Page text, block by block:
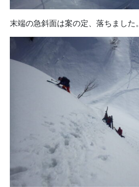
末端の急斜面は案の定、落ちました。